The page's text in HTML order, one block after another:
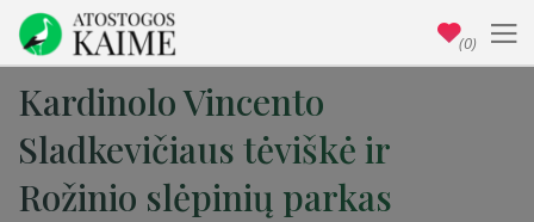
Kardinolo Vincento
Sladkevičiaus tėviškė ir
Rožinio slėpinių parkas
(0)